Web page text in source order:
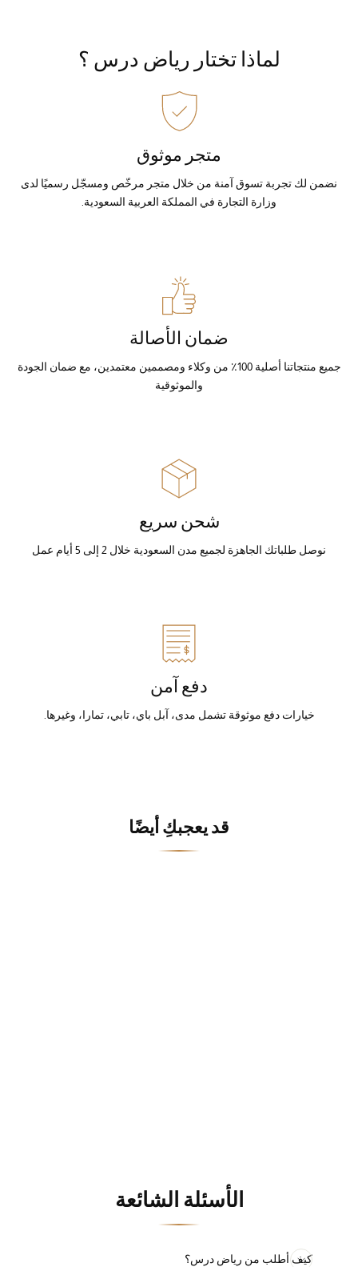
لماذا تختار رياض درس ؟
متجر موثوق
نضمن لك تجربة تسوق آمنة من خلال متجر مرخّص ومسجّل رسميًا لدى
وزارة التجارة في المملكة العربية السعودية.
ضمان الأصالة
جميع منتجاتنا أصلية 100٪ من وكلاء ومصممين معتمدين، مع ضمان الجودة
والموثوقية
شحن سريع
نوصل طلباتك الجاهزة لجميع مدن السعودية خلال 2 إلى 5 أيام عمل
دفع آمن
خيارات دفع موثوقة تشمل مدى، آبل باي، تابي، تمارا، وغيرها.
قد يعجبكِ أيضًا
الأسئلة الشائعة
كيف أطلب من رياض درس؟